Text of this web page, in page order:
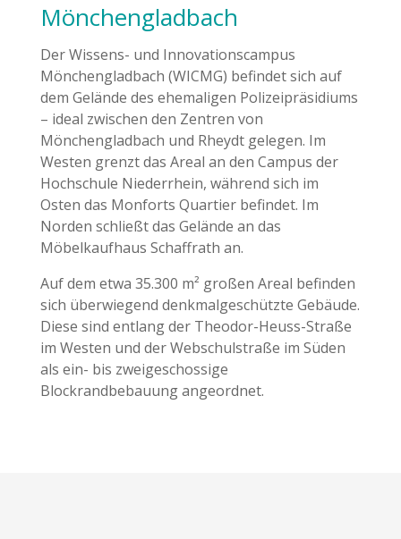
Mönchengladbach
Der Wissens- und Innovationscampus
Mönchengladbach (WICMG) befindet sich auf
dem Gelände des ehemaligen Polizeipräsidiums
– ideal zwischen den Zentren von
Mönchengladbach und Rheydt gelegen. Im
Westen grenzt das Areal an den Campus der
Hochschule Niederrhein, während sich im
Osten das Monforts Quartier befindet. Im
Norden schließt das Gelände an das
Möbelkaufhaus Schaffrath an.
Auf dem etwa 35.300 m² großen Areal befinden
sich überwiegend denkmalgeschützte Gebäude.
Diese sind entlang der Theodor-Heuss-Straße
im Westen und der Webschulstraße im Süden
als ein- bis zweigeschossige
Blockrandbebauung angeordnet.